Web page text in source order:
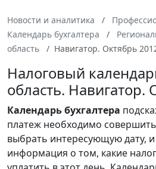
Новости и аналитика
Календарь бухгалтера
область
Навигатор. Октябрь
Налоговый
область. Навигатор.
Календарьбухгалтера
платеж необходимо
выбрать интересующую дату, и
информация о том, какие